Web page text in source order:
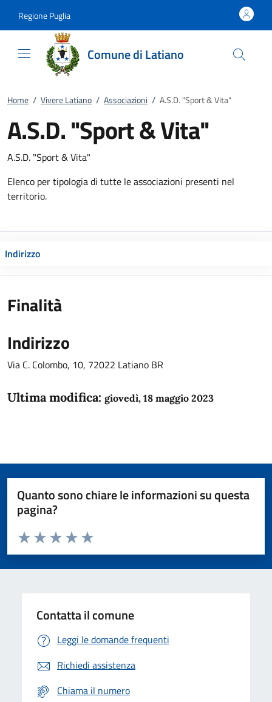
Regione Puglia
Comune di Latiano
Home / Vivere Latiano / Associazioni / A.S.D. "Sport & Vita"
A.S.D. "Sport & Vita"
A.S.D. "Sport & Vita"
Elenco per tipologia di tutte le associazioni presenti nel
territorio.
Indirizzo
Finalità
Indirizzo
Via C. Colombo, 10, 72022 Latiano BR
Ultima modifica: giovedì, 18 maggio 2023
Quanto sono chiare le informazioni su questa
pagina?
Domanda
Valuta da 1 a 5 stelle la pagina
Valuta 5 stelle su 5
Valuta 4 stelle su 5
Valuta 3 stelle su 5
Valuta 2 stelle su 5
Valuta 1 stelle su 5
Contatta il comune
Leggi le domande frequenti
Richiedi assistenza
Chiama il numero